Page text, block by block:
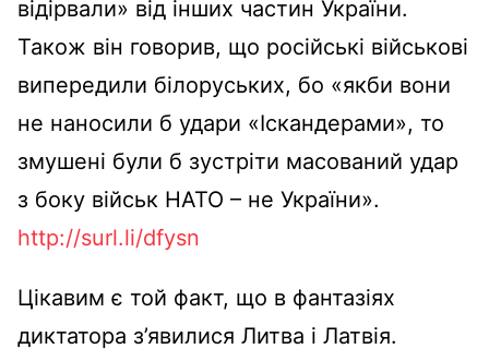
відірвали» від інших частин України.
Також він говорив, що російські військові
випередили білоруських, бо «якби вони
не наносили б удари «Іскандерами», то
змушені були б зустріти масований удар
з боку військ НАТО – не України».
http://surl.li/dfysn
Цікавим є той факт, що в фантазіях
диктатора з’явилися Литва і Латвія.